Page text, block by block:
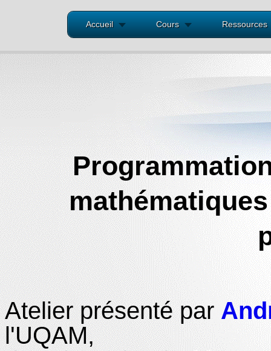
Accueil Cours Ressources
Atelier présenté par
l'UQAM,